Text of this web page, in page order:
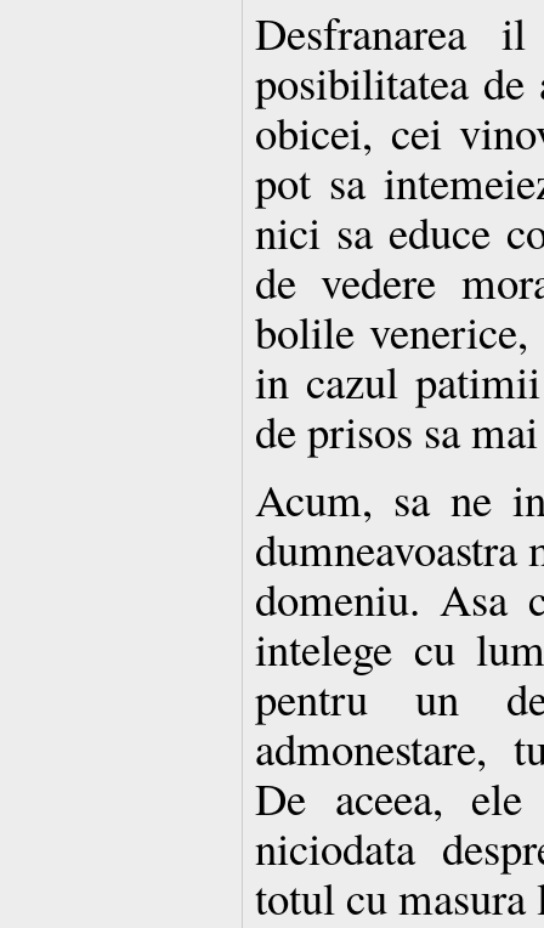
Desfranarea
posibilitatea
obicei, cei
pot sa
nici sa educe
de vedere
bolile
in cazul
de prisos sa
Acum, sa ne
dumneavoastra
domeniu. Asa
intelege cu
pentru un
admonestare,
De aceea,
niciodata
totul cu masura